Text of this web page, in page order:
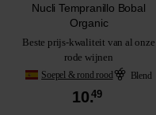
Nucli Tempranillo Bobal
Organic
Beste prijs-kwaliteit van al onze
rode wijnen
Soepel & rond rood Blend
10.49